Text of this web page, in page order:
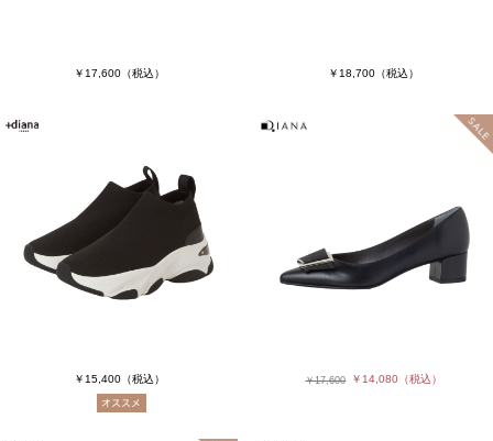
￥17,600（税込） ￥18,700 （税込）
￥15,400（税込） ￥17,600 ￥14,080 （税込）